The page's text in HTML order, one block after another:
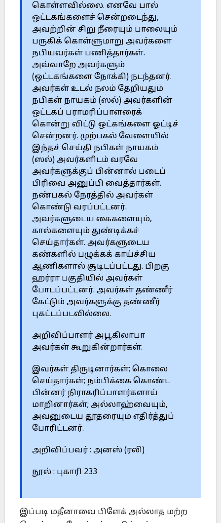
கொள்ளவில்லை. எனவே பால்
ஒட்டகங்களைச் சென்றடைந்து,
அவற்றின் சிறு நீரையும் பாலையும்
பருகிக் கொள்ளுமாறு அவர்களை
நபியவர்கள் பணித்தார்கள்.
அவ்வாறே அவர்களும்
(ஒட்டகங்களை நோக்கி) நடந்தனர்.
அவர்கள் உடல் நலம் தேறியதும்
நபிகள் நாயகம் (ஸல்) அவர்களின்
ஒட்டகப் பராமரிப்பாளரைக்
கொன்று விட்டு ஒட்கங்களை ஓட்டிச்
சென்றனர். முற்பகல் வேளையில்
இந்தச் செய்தி நபிகள் நாயகம்
(ஸல்) அவர்களிடம் வரவே
அவர்களுக்குப் பின்னால் படைப்
பிரிவை அனுப்பி வைத்தார்கள்.
நண்பகல் நேரத்தில் அவர்கள்
கொண்டு வரப்பட்டனர்.
அவர்களுடைய கைகளையும்,
கால்களையும் துண்டிக்கச்
செய்தார்கள். அவர்களுடைய
கண்களில் பழுக்கக் காய்ச்சிய
ஆணிகளால் சூடிடப்பட்டது. பிறகு
ஹர்ரா பகுதியில் அவர்கள்
போடப்பட்டனர். அவர்கள் தண்ணீர்
கேட்டும் அவர்களுக்கு தண்ணீர்
புகட்டப்படவில்லை.
அறிவிப்பாளர் அபூகிலாபா
அவர்கள் கூறுகின்றார்கள்:
இவர்கள் திருடினார்கள்; கொலை
செய்தார்கள்; நம்பிக்கை கொண்ட
பின்னர் நிராகரிப்பாளர்களாய்
மாறினார்கள்; அல்லாஹ்வையும்,
அவனுடைய தூதரையும் எதிர்த்துப்
போரிட்டனர்.
அறிவிப்பவர் : அனஸ் (ரலி)
நூல் : புகாரி 233
இப்படி மதீனாவை பிளேக் அல்லாத மற்ற